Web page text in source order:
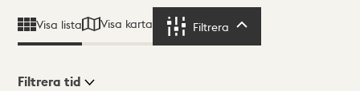
Visa lista Visa karta Filtrera
Filtrera tid